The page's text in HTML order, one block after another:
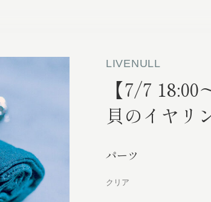
LIVENULL
【7/7
貝のイヤリ
パーツ
クリア